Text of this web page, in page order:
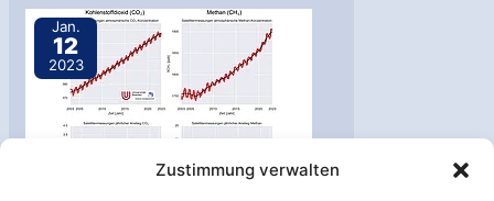
Zustimmung verwalten
verstecken
sich
gefrorene
Jan.
12
2023